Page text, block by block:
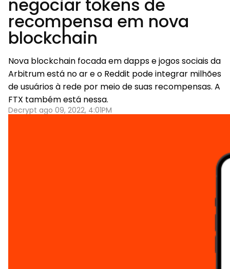
negociar tokens de
recompensa em nova
blockchain
Nova blockchain focada em dapps e jogos sociais da
Arbitrum está no ar e o Reddit pode integrar milhões
de usuários à rede por meio de suas recompensas. A
FTX também está nessa.
Decrypt ago 09, 2022, 4:01PM